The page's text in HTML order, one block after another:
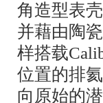
角造型表
并藉由陶
样搭载
位置的排
向原始的